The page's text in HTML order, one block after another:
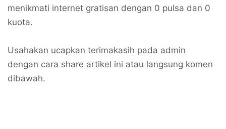
menikmati internet gratisan dengan 0 pulsa dan 0
kuota.
Usahakan ucapkan terimakasih pada admin
dengan cara share artikel ini atau langsung komen
dibawah.